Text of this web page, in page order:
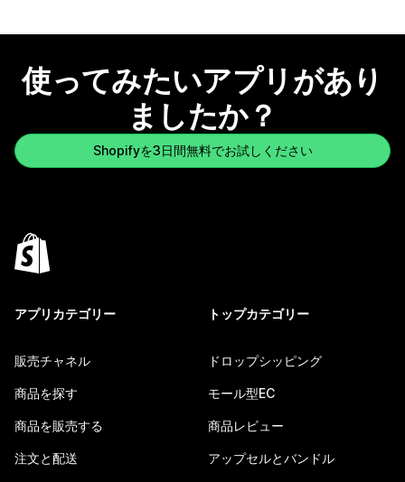
使ってみたいアプリがあり
ましたか？
Shopifyを3日間無料でお試しください
アプリカテゴリー
販売チャネル
商品を探す
商品を販売する
注文と配送
トップカテゴリー
ドロップシッピング
モール型EC
商品レビュー
アップセルとバンドル